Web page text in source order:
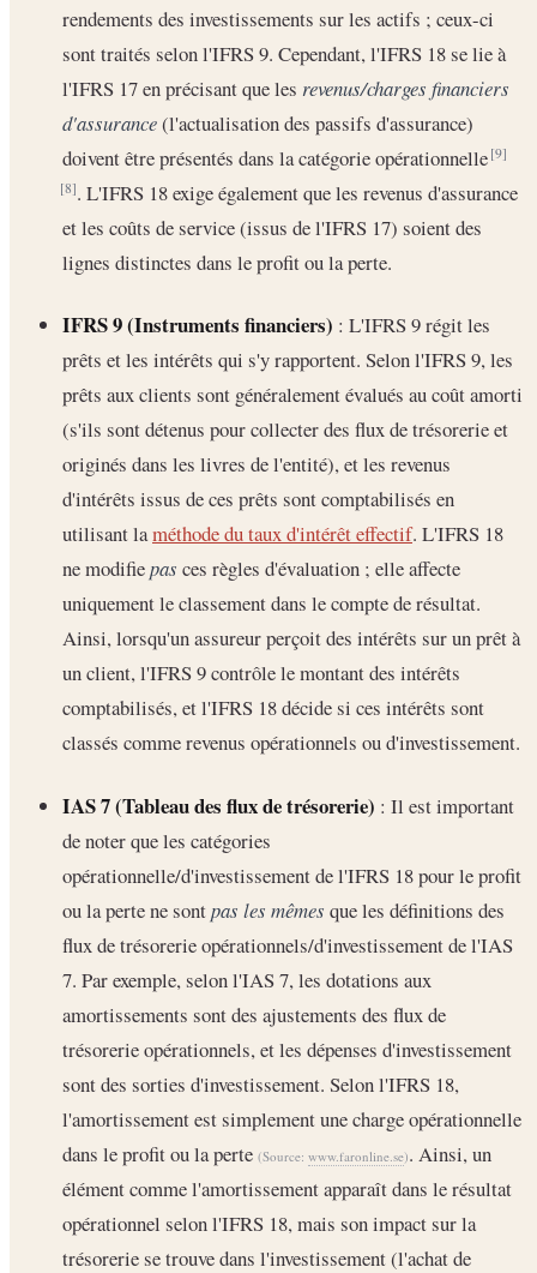
rendements des investissements sur les actifs ; ceux-ci
sont traités selon l'IFRS 9. Cependant, l'IFRS 18 se lie à
l'IFRS 17 en précisant que les revenus/charges financiers
d'assurance(l'actualisation des passifs d'assurance)
doivent être présentés dans la catégorie opérationnelle[9]
[8]. L'IFRS 18 exige également que les revenus d'assurance
et les coûts de service (issus de l'IFRS 17) soient des
lignes distinctes dans le profit ou la perte.
IFRS 9 (Instruments financiers) : L'IFRS 9 régit les
prêts et les intérêts qui s'y rapportent. Selon l'IFRS 9, les
prêts aux clients sont généralement évalués au coût amorti
(s'ils sont détenus pour collecter des flux de trésorerie et
originés dans les livres de l'entité), et les revenus
d'intérêts issus de ces prêts sont comptabilisés en
utilisant laméthode du taux d'intérêt effectif. L'IFRS 18
ne modifiepas ces règles d'évaluation ; elle affecte
uniquement le classement dans le compte de résultat.
Ainsi, lorsqu'un assureur perçoit des intérêts sur un prêt à
un client, l'IFRS 9 contrôle le montant des intérêts
comptabilisés, et l'IFRS 18 décide si ces intérêts sont
classés comme revenus opérationnels ou d'investissement.
IAS 7 (Tableau des flux de trésorerie) : Il est important
de noter que les catégories
opérationnelle/d'investissement de l'IFRS 18 pour le profit
ou la perte ne sontpas les mêmes que les définitions des
flux de trésorerie opérationnels/d'investissement de l'IAS
7. Par exemple, selon l'IAS 7, les dotations aux
amortissements sont des ajustements des flux de
trésorerie opérationnels, et les dépenses d'investissement
sont des sorties d'investissement. Selon l'IFRS 18,
l'amortissement est simplement une charge opérationnelle
dans le profit ou la perte (Source: www.faronline.se). Ainsi, un
élément comme l'amortissement apparaît dans le résultat
opérationnel selon l'IFRS 18, mais son impact sur la
trésorerie se trouve dans l'investissement (l'achat de